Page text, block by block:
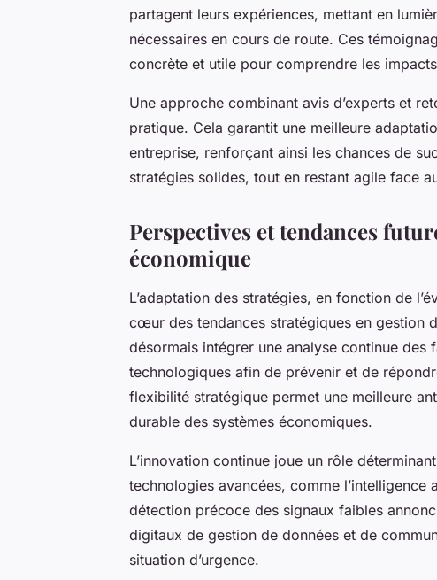
partagent leurs expériences, mettant en
nécessaires en cours de route. Ces
concrète et utile pour comprendre les
Une approche combinant avis d’experts et
pratique. Cela garantit une meilleure
entreprise, renforçant ainsi les chances de
stratégies solides, tout en restant agile face
Perspectives et tendances
économique
L’adaptation des stratégies, en fonction de
cœur des tendances stratégiques en gestion
désormais intégrer une analyse continue
technologiques afin de prévenir et de
flexibilité stratégique permet une meilleure
durable des systèmes économiques.
L’innovation continue joue un rôle
technologies avancées, comme
détection précoce des signaux faibles
digitaux de gestion de données et de
situation d’urgence.